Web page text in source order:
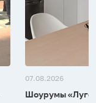
07.08.2026
Шоурумы